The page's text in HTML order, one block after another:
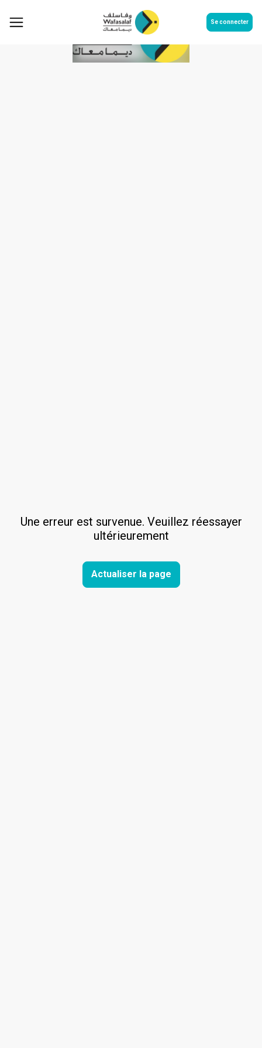
Se connecter
Une erreur est survenue. Veuillez réessayer
ultérieurement
Actualiser la page